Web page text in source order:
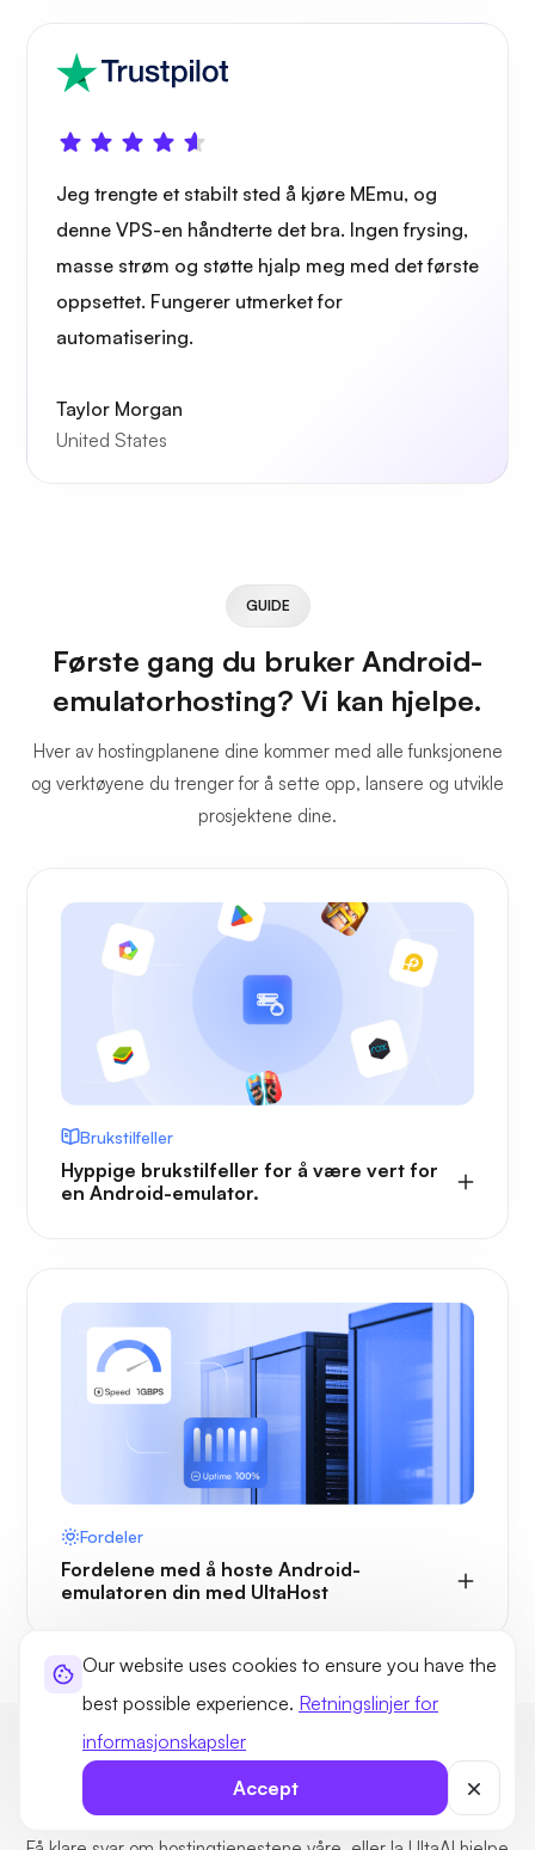
Our website uses cookies to ensure you have the
best possible experience. Retningslinjer for
informasjonskapsler
Accept
Jeg trengte et stabilt sted å kjøre MEmu, og
denne VPS-en håndterte det bra. Ingen frysing,
masse strøm og støtte hjalp meg med det første
oppsettet. Fungerer utmerket for
automatisering.
Taylor Morgan
United States
GUIDE
Første gang du bruker Android-
emulatorhosting? Vi kan hjelpe.
Hver av hostingplanene dine kommer med alle funksjonene
og verktøyene du trenger for å sette opp, lansere og utvikle
prosjektene dine.
Brukstilfeller
Hyppige brukstilfeller for å være vert for
en Android-emulator.
Fordeler
Fordelene med å hoste Android-
emulatoren din med UltaHost
Ofte stilte spørsmål om UltaHosts
Android-emulator VPS-hosting